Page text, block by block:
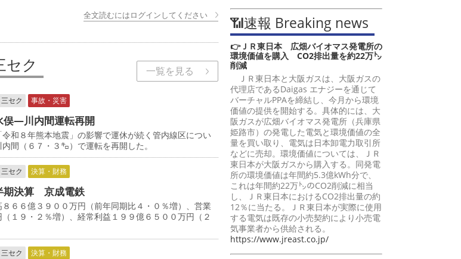
全文読むにはログインしてください
セク 一覧を見る
セク 事故・災害
―川内間運転再開
和８年熊本地震」の影響で運休が続く管内線区につい
間（６７・３㌔）で運転を再開した。
セク 決算・財務
期決算 京成電鉄
６６億３９００万円（前年同期比４・０％増）、営業
１９・２％増）、経常利益１９９億６５００万円（２
セク 決算・財務
📶速報 Breaking news
👉ＪＲ東日本 広畑バイオマス発電所の
環境価値を購入 CO2排出量を約22万㌧
削減
ＪＲ東日本と大阪ガスは、大阪ガスの
代理店であるDaigas エナジーを通じて
バーチャルPPAを締結し、今月から環境
価値の提供を開始する。具体的には、大
阪ガスが広畑バイオマス発電所（兵庫県
姫路市）の発電した電気と環境価値の全
量を買い取り、電気は日本卸電力取引所
などに売却。環境価値については、ＪＲ
東日本が大阪ガスから購入する。同発電
所の環境価値は年間約5.3億kWh分で、
これは年間約22万㌧のCO2削減に相当
し、ＪＲ東日本におけるCO2排出量の約
12％に当たる。ＪＲ東日本が実際に使用
する電気は既存の小売契約により小売電
気事業者から供給される。
https://www.jreast.co.jp/